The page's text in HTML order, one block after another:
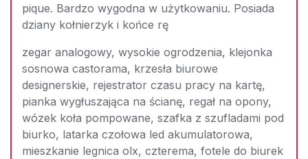
pique. Bardzo wygodna w użytkowaniu. Posiada
dziany kołnierzyk i końce rę
zegar analogowy, wysokie ogrodzenia, klejonka
sosnowa castorama, krzesła biurowe
designerskie, rejestrator czasu pracy na kartę,
pianka wygłuszająca na ścianę, regał na opony,
wózek koła pompowane, szafka z szufladami pod
biurko, latarka czołowa led akumulatorowa,
mieszkanie legnica olx, czterema, fotele do biurek